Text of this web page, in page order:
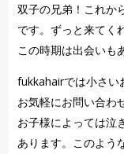
双子の兄弟！これか
です。ずっと来てく
この時期は出会いも
fukkahairでは小さい
お気軽にお問い合わ
お子様によっては泣
あります。このよう